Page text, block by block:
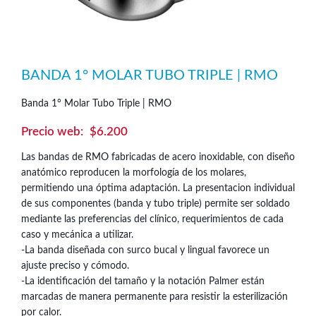
BANDA 1° MOLAR TUBO TRIPLE | RMO
Banda 1° Molar Tubo Triple | RMO
$6.200
Las bandas de RMO fabricadas de acero inoxidable, con diseño
anatómico reproducen la morfología de los molares,
permitiendo una óptima adaptación. La presentacion individual
de sus componentes (banda y tubo triple) permite ser soldado
mediante las preferencias del clínico, requerimientos de cada
caso y mecánica a utilizar.
-La banda diseñada con surco bucal y lingual favorece un
ajuste preciso y cómodo.
-La identificación del tamaño y la notación Palmer están
marcadas de manera permanente para resistir la esterilización
por calor.